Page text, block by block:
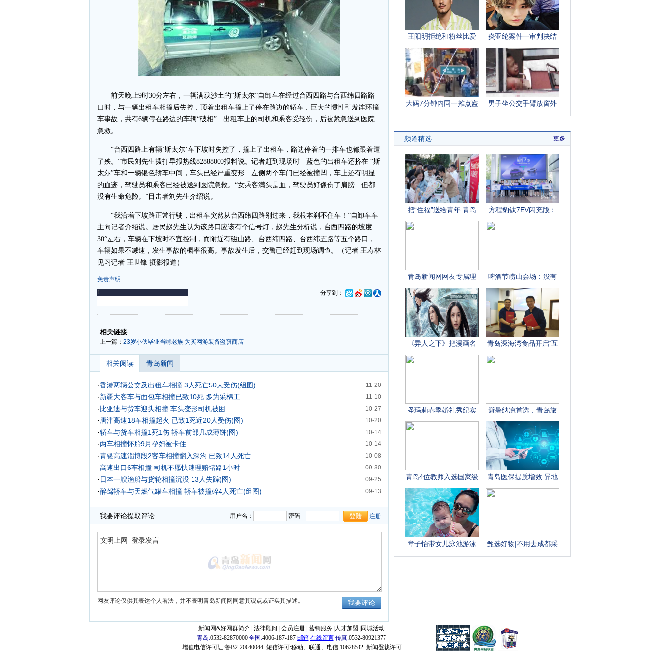
前天晚上9时30分左右，一辆满载沙土的“斯太尔”自卸车在经过台西四路与台西纬四路路
口时，与一辆出租车相撞后失控，顶着出租车撞上了停在路边的轿车，巨大的惯性引发连环撞
车事故，共有6辆停在路边的车辆“破相”，出租车上的司机和乘客受轻伤，后被紧急送到医院
急救。
“台西四路上有辆‘斯太尔’车下坡时失控了，撞上了出租车，路边停着的一排车也都跟着遭
了殃。”市民刘先生拨打早报热线82888000报料说。记者赶到现场时，蓝色的出租车还挤在 “斯
太尔”车和一辆银色轿车中间，车头已经严重变形，左侧两个车门已经被撞凹，车上还有明显
的血迹，驾驶员和乘客已经被送到医院急救。“女乘客满头是血，驾驶员好像伤了肩膀，但都
没有生命危险。”目击者刘先生介绍说。
“我沿着下坡路正常行驶，出租车突然从台西纬四路别过来，我根本刹不住车！”自卸车车
主向记者介绍说。居民赵先生认为该路口应该有个信号灯，赵先生分析说，台西四路的坡度
30°左右，车辆在下坡时不宜控制，而附近有磁山路、台西纬四路、台西纬五路等五个路口，
车辆如果不减速，发生事故的概率很高。事故发生后，交警已经赶到现场调查。（记者 王寿林
见习记者 王世锋 摄影报道）
免责声明
分享到：
-
相关链接
上一篇： 23岁小伙毕业当啃老族 为买网游装备盗窃商店
相关阅读 青岛新闻
11-20
·香港两辆公交及出租车相撞 3人死亡50人受伤(组图)
11-10
·新疆大客车与面包车相撞已致10死 多为采棉工
10-27
· 比亚迪与货车迎头相撞 车头变形司机被困
10-20
· 唐津高速18车相撞起火 已致1死近20人受伤(图)
10-14
·轿车与货车相撞1死1伤 轿车前部几成薄饼(图)
10-14
·两车相撞怀胎9月孕妇被卡住
10-08
·青银高速淄博段2客车相撞翻入深沟 已致14人死亡
09-30
·高速出口6车相撞 司机不愿快速理赔堵路1小时
09-25
· 日本一艘渔船与货轮相撞沉没 13人失踪(图)
09-13
·醉驾轿车与天燃气罐车相撞 轿车被撞碎4人死亡(组图)
我要评论提取评论... 用户名： 密码： 注册
网友评论仅供其表达个人看法，并不表明青岛新闻网同意其观点或证实其描述。